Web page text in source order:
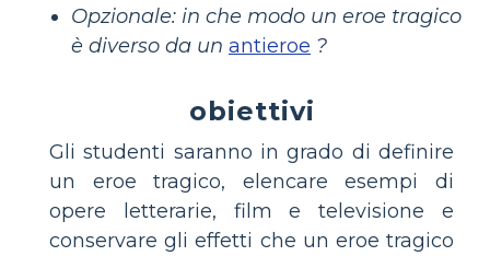
Opzionale: in che modo un eroe tragico
è diverso da un antieroe ?
obiettivi
Gli studenti saranno in grado di definire
un eroe tragico, elencare esempi di
opere letterarie, film e televisione e
conservare gli effetti che un eroe tragico